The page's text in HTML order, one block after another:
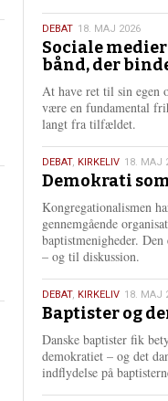
18.
maj
2026
DEBAT 18. MAJ 2026
Sociale
bånd, der
At have ret til sin egen
være en fundamental
langt fra tilfældet.
18.
maj
2026
DEBAT, KIRKELIV 18. MAJ
Demokrati
Kongregationalismen
gennemgående
baptistmenigheder.
– og til diskussion.
18.
maj
2026
DEBAT, KIRKELIV 18. MAJ
Baptister og
Danske baptister fik
demokratiet – og det
indflydelse på